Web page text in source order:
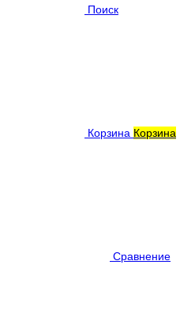
Поиск
Корзина Корзина
Сравнение